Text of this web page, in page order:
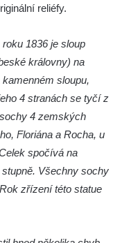
ve
v
reliéfy.
1836 je sloup
královny) na
sloupu,
4 stranách se tyčí z
4 zemských
Floriána a Rocha, u
spočívá na
Všechny sochy
zřízení této statue